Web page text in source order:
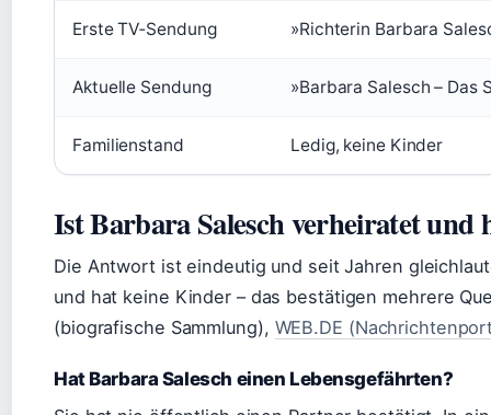
Erste TV‑Sendung »Richterin Barbara
Aktuelle Sendung »Barbara Salesch –
Familienstand Ledig, keine Kinder
Ist Barbara Salesch verheiratet und
Die Antwort ist eindeutig und seit Jahren
und hat keine Kinder – das bestätigen mehrere
(biografische Sammlung), WEB.DE
Hat Barbara Salesch einen Lebensgefährten?